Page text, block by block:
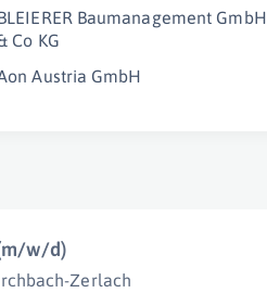
Baumanagement GmbH
Co KG
Austria GmbH
w/d)
Zerlach